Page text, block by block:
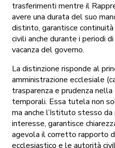
trasferimenti mentre il
avere una durata del suo
distinto, garantisce
civili anche durante i periodi
vacanza del governo.
La distinzione risponde al
amministrazione ecclesiale
trasparenza e prudenza
temporali. Essa tutela non
ma anche l’Istituto stesso
interesse, garantisce
agevola il corretto rapporto
ecclesiastico e le autorità